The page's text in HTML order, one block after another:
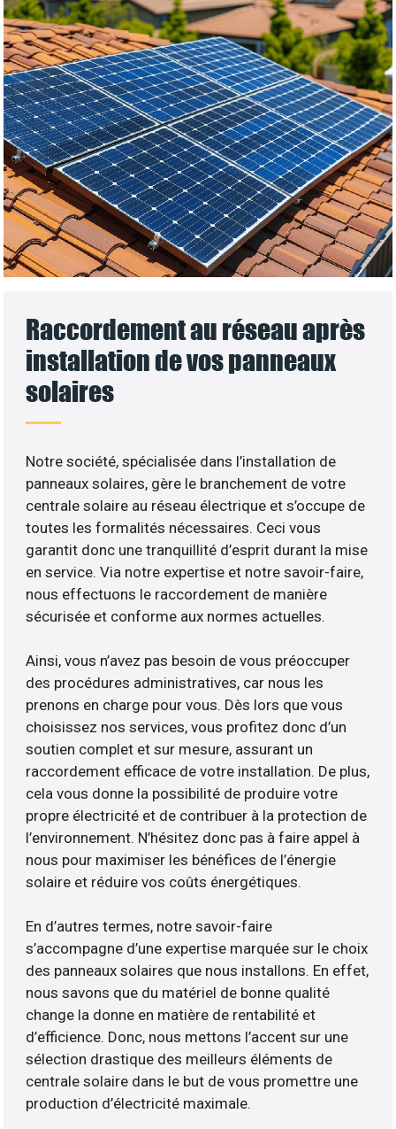
Raccordement au réseau après
installation de vos panneaux
solaires
Notre société, spécialisée dans l’installation de
panneaux solaires, gère le branchement de votre
centrale solaire au réseau électrique et s’occupe de
toutes les formalités nécessaires. Ceci vous
garantit donc une tranquillité d’esprit durant la mise
en service. Via notre expertise et notre savoir-faire,
nous effectuons le raccordement de manière
sécurisée et conforme aux normes actuelles.
Ainsi, vous n’avez pas besoin de vous préoccuper
des procédures administratives, car nous les
prenons en charge pour vous. Dès lors que vous
choisissez nos services, vous profitez donc d’un
soutien complet et sur mesure, assurant un
raccordement efficace de votre installation. De plus,
cela vous donne la possibilité de produire votre
propre électricité et de contribuer à la protection de
l’environnement. N’hésitez donc pas à faire appel à
nous pour maximiser les bénéfices de l’énergie
solaire et réduire vos coûts énergétiques.
En d’autres termes, notre savoir-faire
s’accompagne d’une expertise marquée sur le choix
des panneaux solaires que nous installons. En effet,
nous savons que du matériel de bonne qualité
change la donne en matière de rentabilité et
d’efficience. Donc, nous mettons l’accent sur une
sélection drastique des meilleurs éléments de
centrale solaire dans le but de vous promettre une
production d’électricité maximale.